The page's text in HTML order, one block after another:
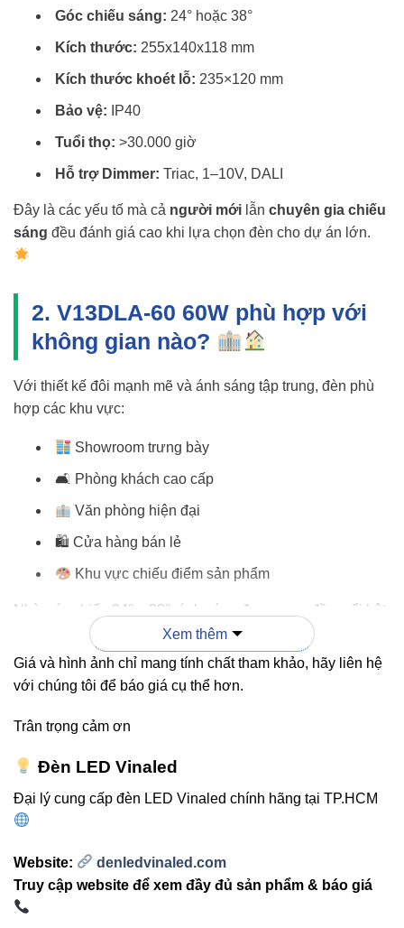
Góc chiếu sáng: 24° hoặc 38°
Kích thước: 255x140x118 mm
Kích thước khoét lỗ: 235×120 mm
Bảo vệ: IP40
Tuổi thọ: >30.000 giờ
Hỗ trợ Dimmer: Triac, 1–10V, DALI
Đây là các yếu tố mà cả người mới lẫn chuyên gia chiếu
sáng đều đánh giá cao khi lựa chọn đèn cho dự án lớn.
2. V13DLA-60 60W phù hợp với
không gian nào?
Với thiết kế đôi mạnh mẽ và ánh sáng tập trung, đèn phù
hợp các khu vực:
Showroom trưng bày
🛋 Phòng khách cao cấp
Văn phòng hiện đại
🛍 Cửa hàng bán lẻ
Khu vực chiếu điểm sản phẩm
Nhờ góc chiếu 24° – 38°, ánh sáng được gom đều, nổi bật
vật thể và tạo điểm nhấn rõ rệt.
“Đây là mẫu đèn lý tưởng nếu bạn muốn
ánh sáng đẹp – bền – chuẩn màu. Không
tăng tính thẩm mỹ đáng kể.”
3. So sánh nhanh: V13DLA-60 vs
Đèn âm trần thông thường
Xem thêm
Giá và hình ảnh chỉ mang tính chất tham khảo, hãy liên hệ
với chúng tôi để báo giá cụ thể hơn.
Trân trọng cảm ơn
Đèn LED Vinaled
Đại lý cung cấp đèn LED Vinaled chính hãng tại TP.HCM
Website:
denledvinaled.com
Truy cập website để xem đầy đủ sản phẩm & báo giá